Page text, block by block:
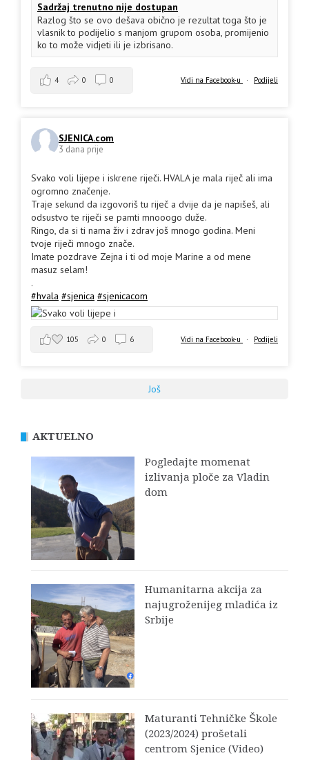
Sadržaj trenutno nije dostupan
Razlog što se ovo dešava obično je rezultat toga što je
vlasnik to podijelio s manjom grupom osoba, promijenio
ko to može vidjeti ili je izbrisano.
Vidi na Facebook-u · Podijeli
4 0 0
SJENICA.com
3 dana prije
Svako voli lijepe i iskrene riječi. HVALA je mala riječ ali ima
ogromno značenje.
Traje sekund da izgovoriš tu riječ a dvije da je napišeš, ali
odsustvo te riječi se pamti mnooogo duže.
Ringo, da si ti nama živ i zdrav još mnogo godina. Meni
tvoje riječi mnogo znače.
Imate pozdrave Zejna i ti od moje Marine a od mene
masuz selam!
.
#hvala #sjenica #sjenicacom
Vidi na Facebook-u · Podijeli
105 0 6
Još
AKTUELNO
Pogledajte momenat
izlivanja ploče za Vladin
dom
Humanitarna akcija za
najugroženijeg mladića iz
Srbije
Maturanti Tehničke Škole
(2023/2024) prošetali
centrom Sjenice (Video)